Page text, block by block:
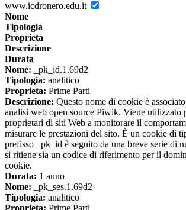
www.icdronero.edu.it
Nome
Tipologia
Proprieta
Descrizione
Durata
Nome: _pk_id.1.69d2
Tipologia: analitico
Proprieta: Prime Parti
Descrizione: Questo nome di cookie è
analisi web open source Piwik. Viene utilizzato
proprietari di siti Web a monitorare il
misurare le prestazioni del sito. È un cookie di
prefisso _pk_id è seguito da una breve serie di
si ritiene sia un codice di riferimento per il
cookie.
Durata: 1 anno
Nome: _pk_ses.1.69d2
Tipologia: analitico